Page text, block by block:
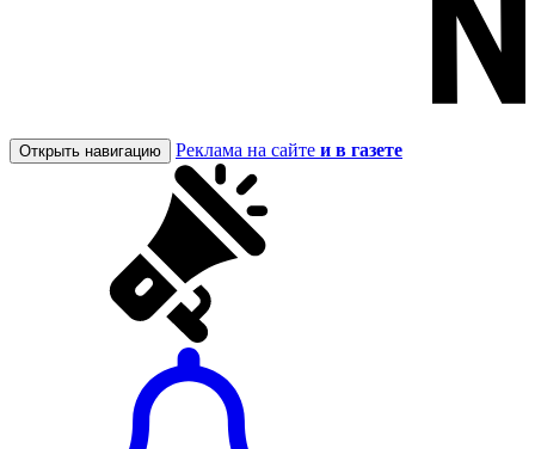
Открыть навигацию Реклама на сайте и в газете